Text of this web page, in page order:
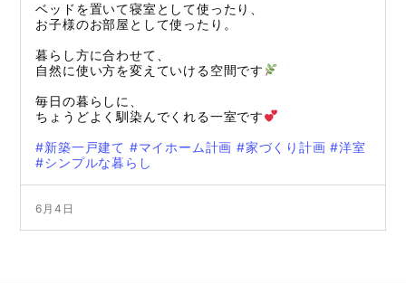
ベッドを置いて寝室として使ったり、
お子様のお部屋として使ったり。
暮らし方に合わせて、
自然に使い方を変えていける空間です
毎日の暮らしに、
ちょうどよく馴染んでくれる一室です
#新築一戸建て #マイホーム計画 #家づくり計画 #洋室
#シンプルな暮らし
6月4日